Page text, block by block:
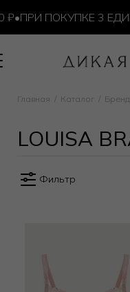
• ПРИ ПОКУПКЕ 3
Главная Каталог
LOUISA
Фильтр